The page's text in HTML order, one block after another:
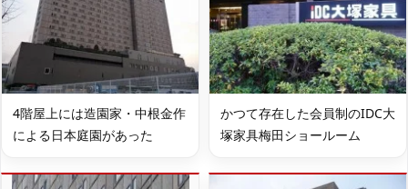
4階屋上には造園家・中根金作
による日本庭園があった
かつて存在した会員制のIDC大
塚家具梅田ショールーム